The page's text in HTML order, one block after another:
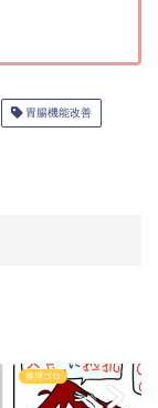
胃腸機能改善
薬理ゴロ